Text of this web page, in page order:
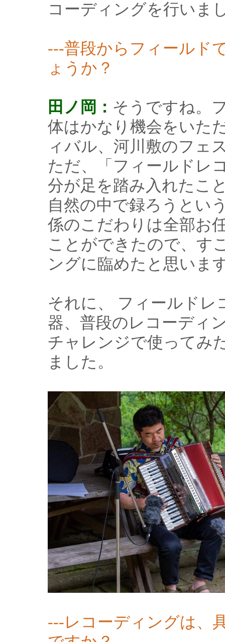
コーディングを行いま
---普段からフィールド
ょうか？
田ノ岡： そうですね。
体はかなり機会をいた
ィバル、河川敷のフェ
ただ、「フィールドレ
分が足を踏み入れたこ
自然の中で録ろうとい
係のこだわりは全部お
ことができたので、す
ングに臨めたと思いま
それに、 フィールドレ
器、普段のレコーディ
チャレンジで使ってみ
ました。
---レコーディングは、